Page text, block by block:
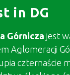
in DG
Górnicza jest
Aglomeracji
czternaście